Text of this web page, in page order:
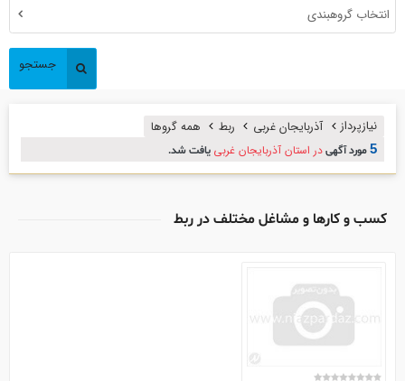
انتخاب گروهبندی
جستجو
نیازپرداز آذربایجان غربی ربط همه گروها
5مورد آگهیدر استان آذربایجان غربی یافت شد.
کسب و کارها و مشاغل مختلف در ربط